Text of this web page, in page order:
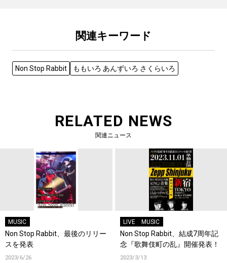
関連キーワード
Non Stop Rabbit ももいろ あんずいろ さくらいろ
RELATED NEWS
関連ニュース
MUSIC
Non Stop Rabbit、最後のリリー
スを発表
2023/6/26
LIVE MUSIC
Non Stop Rabbit、結成7周年記
念『歌舞伎町の乱』開催発表！
2023/3/13